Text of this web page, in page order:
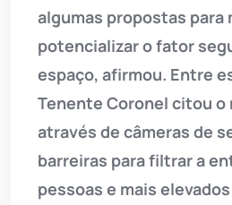
algumas propostas para
potencializar o fator
espaço, afirmou. Entre
Tenente Coronel citou
através de câmeras de
barreiras para filtrar a
pessoas e mais